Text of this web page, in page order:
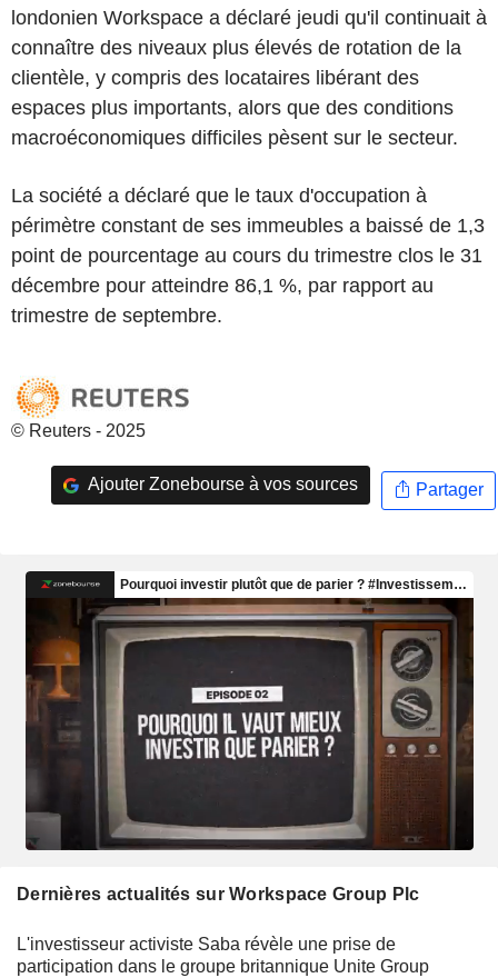
londonien Workspace a déclaré jeudi qu'il continuait à
connaître des niveaux plus élevés de rotation de la
clientèle, y compris des locataires libérant des
espaces plus importants, alors que des conditions
macroéconomiques difficiles pèsent sur le secteur.
La société a déclaré que le taux d'occupation à
périmètre constant de ses immeubles a baissé de 1,3
point de pourcentage au cours du trimestre clos le 31
décembre pour atteindre 86,1 %, par rapport au
trimestre de septembre.
© Reuters - 2025
Ajouter Zonebourse à vos sources Partager
Dernières actualités sur Workspace Group Plc
L'investisseur activiste Saba révèle une prise de
participation dans le groupe britannique Unite Group